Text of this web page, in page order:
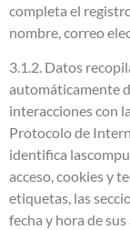
completa el
nombre, correo
3.1.2. Datos
automáticamente
interacciones con
Protocolo de
identifica
acceso, cookies y
etiquetas, las
fecha y hora de sus